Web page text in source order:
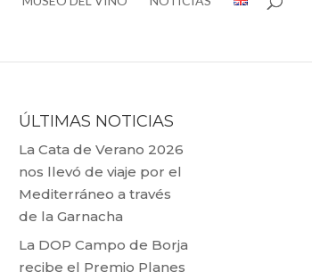
ÚLTIMAS NOTICIAS
La Cata de Verano 2026
nos llevó de viaje por el
Mediterráneo a través
de la Garnacha
La DOP Campo de Borja
recibe el Premio Planes